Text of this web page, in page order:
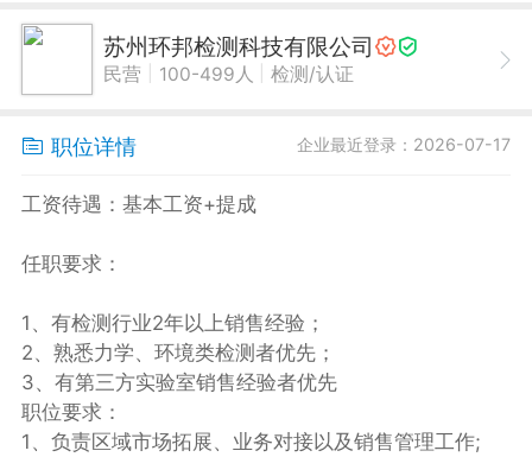
苏州环邦检测科技有限公司
民营 100-499人 检测/认证
职位详情 企业最近登录：2026-07-17
工资待遇：基本工资+提成
任职要求：
1、有检测行业2年以上销售经验；
2、熟悉力学、环境类检测者优先；
3、有第三方实验室销售经验者优先
职位要求：
1、负责区域市场拓展、业务对接以及销售管理工作;